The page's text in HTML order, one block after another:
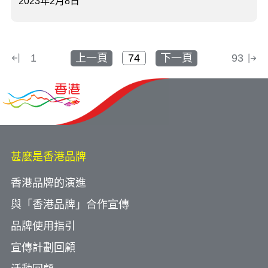
1 上一頁 下一頁 93
甚麽是香港品牌
香港品牌的演進
與「香港品牌」合作宣傳
品牌使用指引
宣傳計劃回顧